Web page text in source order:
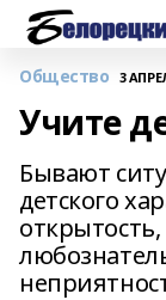
Общество 3
Учите
Бывают
детского